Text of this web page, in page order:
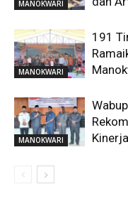
MANOKWARI
MANOKWARI
191
MANOKWARI